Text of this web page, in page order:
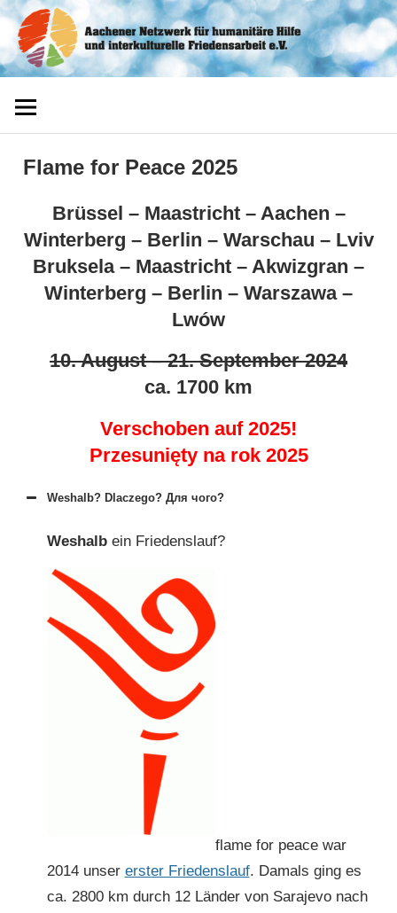
Zum
Inhalt
springen
Aachener
Netzwerk
Flame for Peace 2025
Brüssel – Maastricht – Aachen –
Winterberg – Berlin – Warschau – Lviv
Bruksela – Maastricht – Akwizgran –
Winterberg – Berlin – Warszawa –
Lwów
10. August – 21. September 2024
ca. 1700 km
Verschoben auf 2025!
Przesunięty na rok 2025
Weshalb? Dlaczego? Для чого?
Weshalbein Friedenslauf?
flame for peace war
2014 unser erster Friedenslauf. Damals ging es
ca. 2800 km durch 12 Länder von Sarajevo nach